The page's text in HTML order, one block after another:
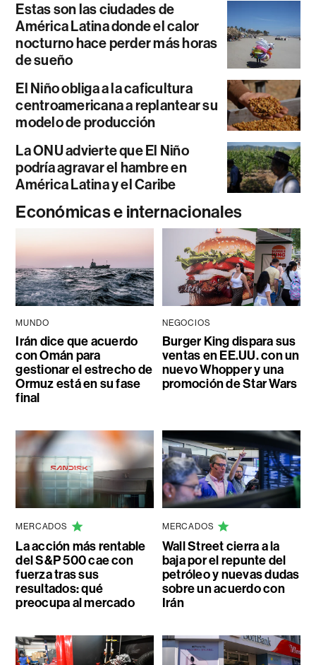
Estas son las ciudades de
América Latina donde el calor
nocturno hace perder más horas
de sueño
El Niño obliga a la caficultura
centroamericana a replantear su
modelo de producción
La ONU advierte que El Niño
podría agravar el hambre en
América Latina y el Caribe
Económicas e internacionales
MUNDO
Irán dice que acuerdo
con Omán para
gestionar el estrecho de
Ormuz está en su fase
final
NEGOCIOS
Burger King dispara sus
ventas en EE.UU. con un
nuevo Whopper y una
promoción de Star Wars
MERCADOS
La acción más rentable
del S&P 500 cae con
fuerza tras sus
resultados: qué
preocupa al mercado
MERCADOS
Wall Street cierra a la
baja por el repunte del
petróleo y nuevas dudas
sobre un acuerdo con
Irán